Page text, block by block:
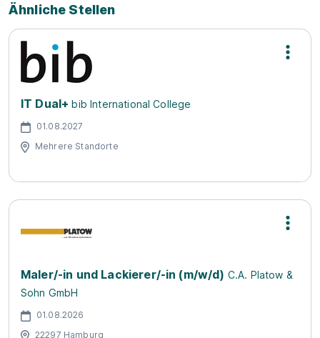
Ähnliche Stellen
IT Dual+ bib International College
01.08.2027
Mehrere Standorte
Maler/-in und Lackierer/-in (m/w/d) C.A. Platow &
Sohn GmbH
01.08.2026
22297 Hamburg